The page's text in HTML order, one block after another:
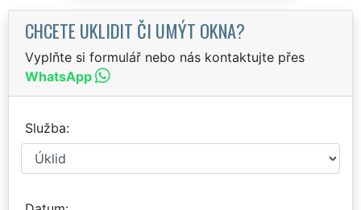
CHCETE UKLIDIT ČI UMÝT OKNA?
Vyplňte si formulář nebo nás kontaktujte přes
WhatsApp
Služba